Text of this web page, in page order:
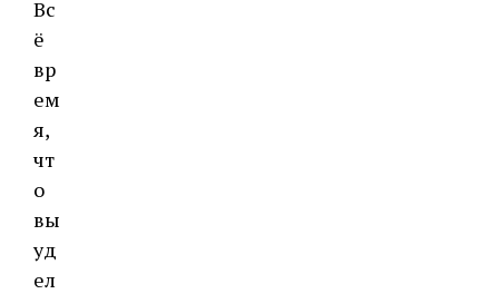
Вс
ё
вр
ем
я,
чт
о
вы
уд
ел